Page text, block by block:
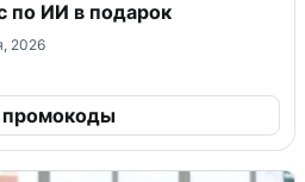
по ИИ в подарок
2026
промокоды